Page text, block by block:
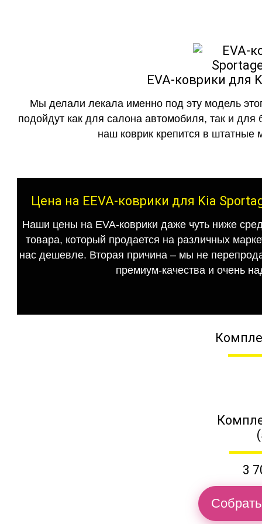
EVA-коврики для
Мы делали лекала именно под эту модель
подойдут как для салона автомобиля, так и для
наш коврик крепится в штатные
Цена на EEVA-коврики для Kia
Наши цены на EVA-коврики даже чуть ниже
товара, который продается на различных
нас дешевле. Вторая причина – мы не
премиум-качества и очень
3